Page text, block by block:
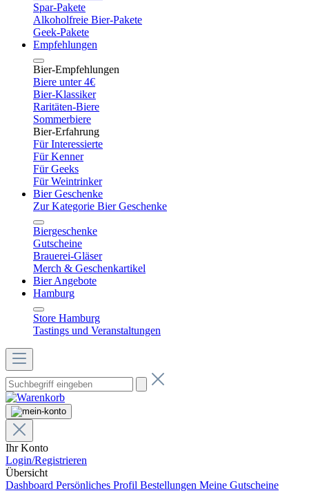
Spar-Pakete
Alkoholfreie Bier-Pakete
Geek-Pakete
Empfehlungen
Bier-Empfehlungen
Biere unter 4€
Bier-Klassiker
Raritäten-Biere
Sommerbiere
Bier-Erfahrung
Für Interessierte
Für Kenner
Für Geeks
Für Weintrinker
Bier Geschenke
Zur Kategorie Bier Geschenke
Biergeschenke
Gutscheine
Brauerei-Gläser
Merch & Geschenkartikel
Bier Angebote
Hamburg
Store Hamburg
Tastings und Veranstaltungen
Ihr Konto
Login/Registrieren
Übersicht
Dashboard Persönliches Profil Bestellungen Meine Gutscheine